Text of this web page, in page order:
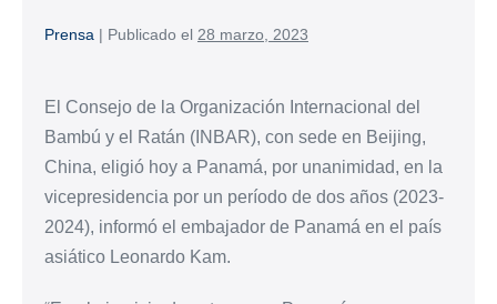
Prensa | Publicado el 28 marzo, 2023
El Consejo de la Organización Internacional del
Bambú y el Ratán (INBAR), con sede en Beijing,
China, eligió hoy a Panamá, por unanimidad, en la
vicepresidencia por un período de dos años (2023-
2024), informó el embajador de Panamá en el país
asiático Leonardo Kam.